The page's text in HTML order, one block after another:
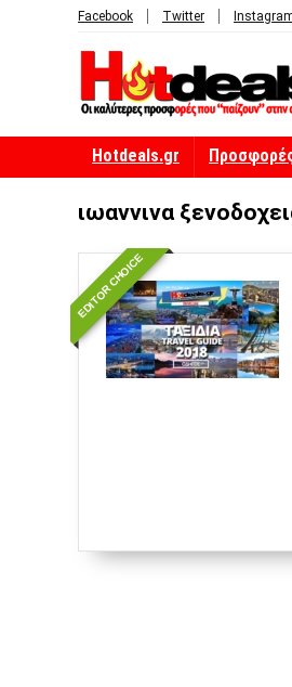
Facebook Twitter
Hotdeals.gr
ιωαννινα
EDITOR CHOICE